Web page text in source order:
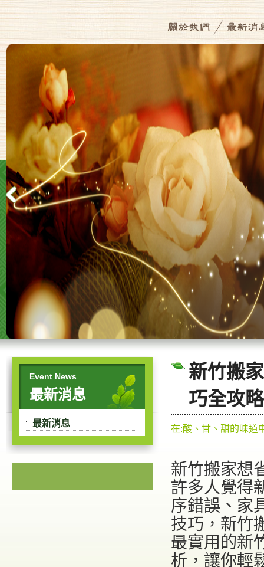
Event News
最新消息
最新消息
新竹搬
巧全攻
在:酸、甘、甜的味道
新竹搬家想
許多人覺得
序錯誤、家
技巧，新竹
最實用的新
析，讓你輕